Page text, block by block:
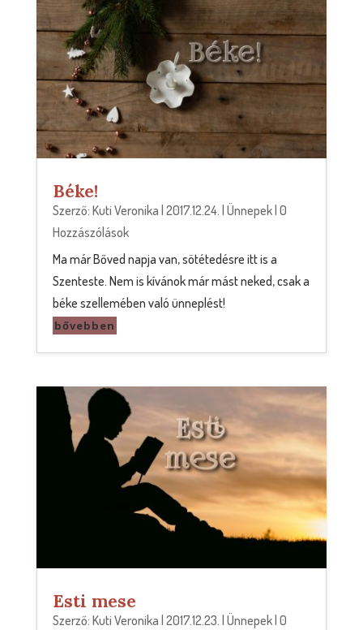
Béke!
Szerző: Kuti Veronika | 2017.12.24. | Ünnepek| 0
Hozzászólások
Ma már Bőved napja van, sötétedésre itt is a
Szenteste. Nem is kívánok már mást neked, csak a
béke szellemében való ünneplést!
bővebben
Esti mese
Szerző: Kuti Veronika | 2017.12.23. | Ünnepek| 0